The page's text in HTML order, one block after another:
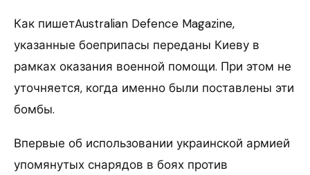
Как пишетAustralian Defence Magazine,
указанные боеприпасы переданы Киеву в
рамках оказания военной помощи. При этом не
уточняется, когда именно были поставлены эти
бомбы.
Впервые об использовании украинской армией
упомянутых снарядов в боях против